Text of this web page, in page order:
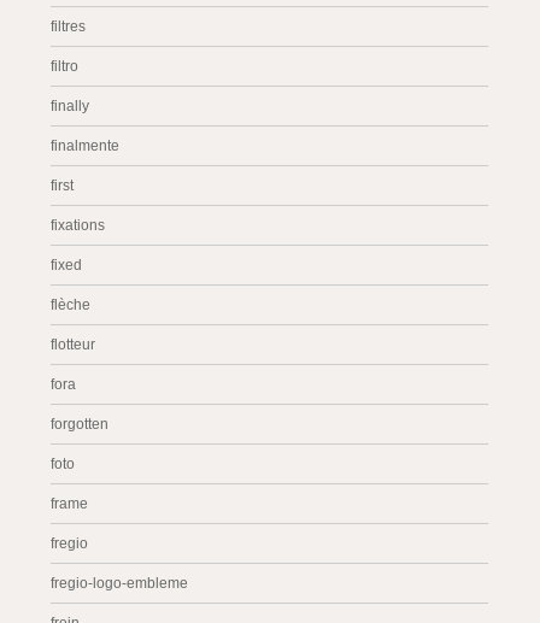
filtres
filtro
finally
finalmente
first
fixations
fixed
flèche
flotteur
fora
forgotten
foto
frame
fregio
fregio-logo-embleme